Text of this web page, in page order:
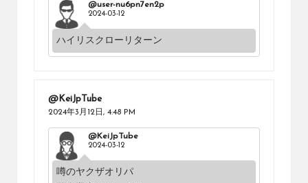
@user-nu6pn7en2p
2024-03-12
ハイリスクローリターン
@KeiJpTube
2024年3月12日, 4:48 PM
@KeiJpTube
2024-03-12
噂のヤクザオリパ